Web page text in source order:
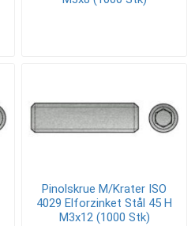
Pinolskrue M/Krater ISO
4029 Elforzinket Stål 45 H
M3x12 (1000 Stk)